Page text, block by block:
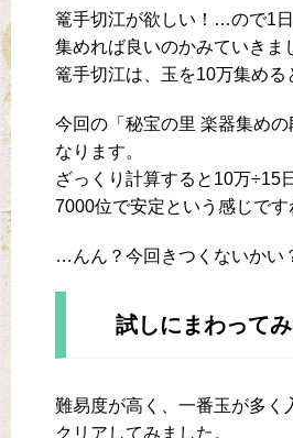
篭手切江が欲しい！…ので1
集めれば良いのかみていきま
篭手切江は、玉を10万集める
今回の「秘宝の里 楽器集め
なります。
ざっくり計算すると10万÷15
7000位で安定という感じです
…んん？今回きつくないかい
試しにまわって
難易度が高く、一番玉が多く
クリアしてみました。